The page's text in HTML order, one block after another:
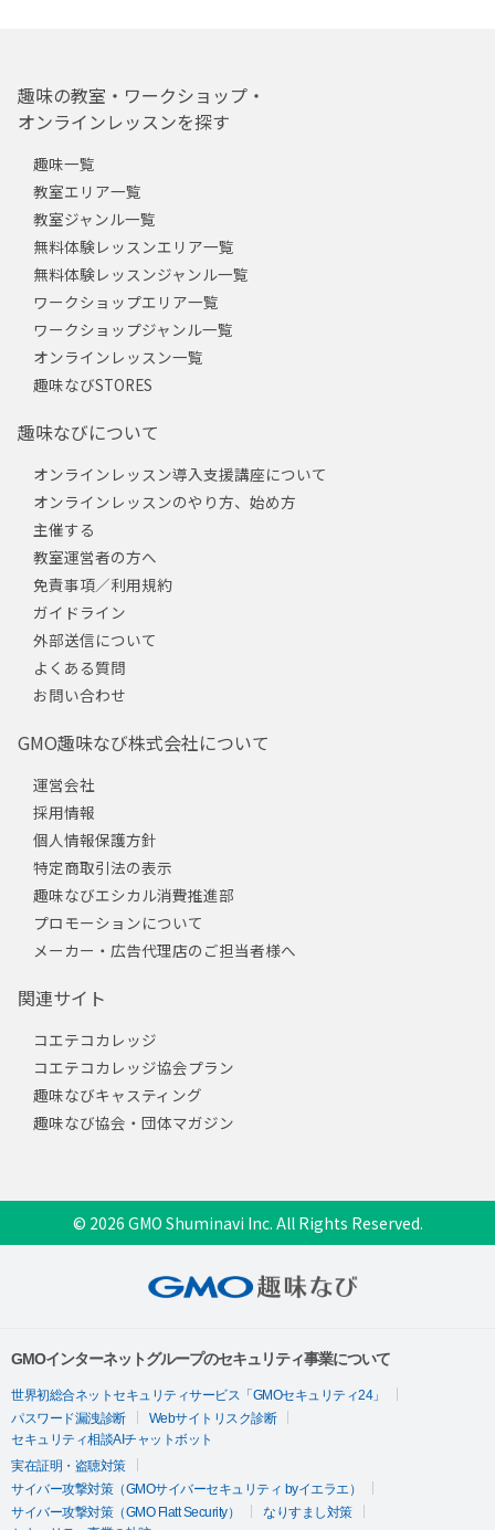
趣味の教室・ワークショップ・
オンラインレッスンを探す
趣味一覧
教室エリア一覧
教室ジャンル一覧
無料体験レッスンエリア一覧
無料体験レッスンジャンル一覧
ワークショップエリア一覧
ワークショップジャンル一覧
オンラインレッスン一覧
趣味なびSTORES
趣味なびについて
オンラインレッスン導入支援講座について
オンラインレッスンのやり方、始め方
主催する
教室運営者の方へ
免責事項／利用規約
ガイドライン
外部送信について
よくある質問
お問い合わせ
GMO趣味なび株式会社について
運営会社
採用情報
個人情報保護方針
特定商取引法の表示
趣味なびエシカル消費推進部
プロモーションについて
メーカー・広告代理店のご担当者様へ
関連サイト
コエテコカレッジ
コエテコカレッジ協会プラン
趣味なびキャスティング
趣味なび協会・団体マガジン
© 2026 GMO Shuminavi Inc. All Rights Reserved.